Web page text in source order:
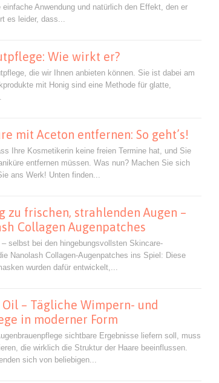
einfache Anwendung und natürlich den Effekt, den er
es leider, dass...
Wie wirkt er?
die wir Ihnen anbieten können. Sie ist dabei am
mit Honig sind eine Methode für glatte,
mit Aceton entfernen: So geht’s!
Ihre Kosmetikerin keine freien Termine hat, und Sie
entfernen müssen. Was nun? Machen Sie sich
ans Werk! Unten finden...
zu frischen, strahlenden Augen –
Collagen Augenpatches
selbst bei den hingebungsvollsten Skincare-
Nanolash Collagen-Augenpatches ins Spiel: Diese
wurden dafür entwickelt,...
– Tägliche Wimpern- und
in moderner Form
sichtbare Ergebnisse liefern soll, muss
die wirklich die Struktur der Haare beeinflussen.
sich von beliebigen...